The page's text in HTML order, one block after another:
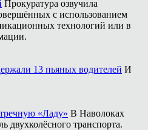
Прокуратура озвучила
с использованием
технологий или в
13 пьяных водителей И
«Ладу» В Наволоках
двухколёсного транспорта.